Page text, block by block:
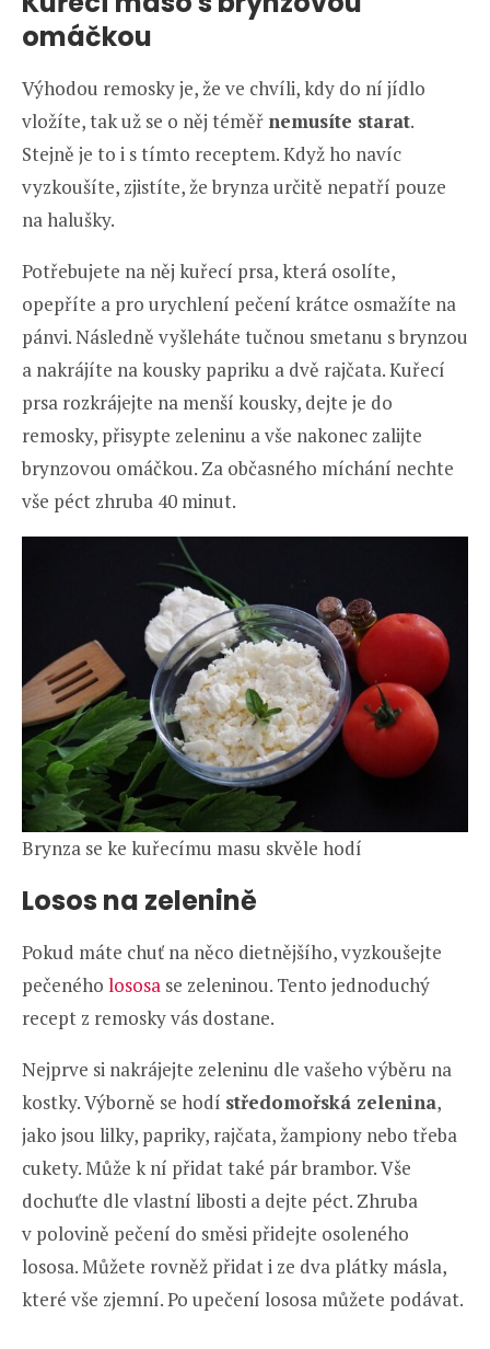
omáčkou
Výhodou remosky je, že ve chvíli, kdy do ní jídlo
vložíte, tak už se o něj téměř nemusíte starat.
Stejně je to i s tímto receptem. Když ho navíc
vyzkoušíte, zjistíte, že brynza určitě nepatří pouze
na halušky.
Potřebujete na něj kuřecí prsa, která osolíte,
opepříte a pro urychlení pečení krátce osmažíte na
pánvi. Následně vyšleháte tučnou smetanu s brynzou
a nakrájíte na kousky papriku a dvě rajčata. Kuřecí
prsa rozkrájejte na menší kousky, dejte je do
remosky, přisypte zeleninu a vše nakonec zalijte
brynzovou omáčkou. Za občasného míchání nechte
vše péct zhruba 40 minut.
Brynza se ke kuřecímu masu skvěle hodí
Losos na zelenině
Pokud máte chuť na něco dietnějšího, vyzkoušejte
pečeného lososa se zeleninou. Tento jednoduchý
recept z remosky vás dostane.
Nejprve si nakrájejte zeleninu dle vašeho výběru na
kostky. Výborně se hodí středomořská zelenina,
jako jsou lilky, papriky, rajčata, žampiony nebo třeba
cukety. Může k ní přidat také pár brambor. Vše
dochuťte dle vlastní libosti a dejte péct. Zhruba
v polovině pečení do směsi přidejte osoleného
lososa. Můžete rovněž přidat i ze dva plátky másla,
které vše zjemní. Po upečení lososa můžete podávat.